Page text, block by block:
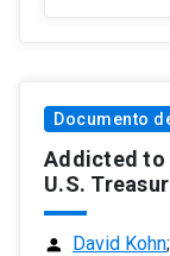
Documento
Addicted to
U.S.
person David Kohn;